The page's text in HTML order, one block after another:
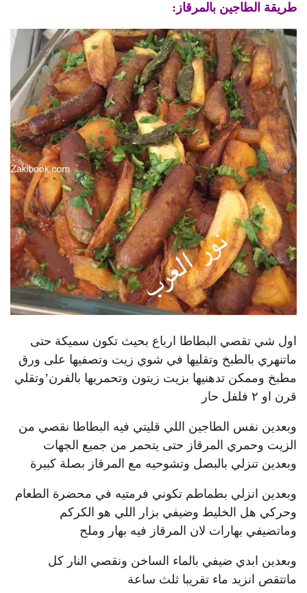
طريقة الطاجين بالمرقاز:
اول شي تقصي البطاطا ارباع بحيث تكون سميكة حتى
ماتنهري بالطبخ وتقليها في شوي زيت وتصفيها على ورق
مطبخ وممكن تدهنيها بزيت زيتون وتحمريها بالفرن’وتقلي
قرن او ٢ فلفل حار
وبعدين نفس الطاجين اللي قليتي فيه البطاطا نقصي من
الزيت وحمري المرقاز حتى يتحمر من جميع الجهات
وبعدين تنزلي بالبصل وتشوحيه مع المرقاز بصلة كبيرة
وبعدين انزلي بطماطم تكوني فرمتيه في محضرة الطعام
وحركي هل الخليط وضيفي بزار اللي هو الكركم
وماتضيفي بهارات لان المرقاز فيه بهار وملح
وبعدين ابدي ضيفي بالماء الساخن ونقصي النار كل
ماتتقص انزيد ماء تقريبا ثلث ساعة